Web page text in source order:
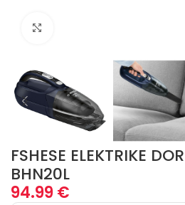
FSHESE ELEKTRIKE
BHN20L
94.99€